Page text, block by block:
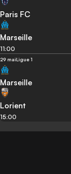
Paris FC
Marseille
11:00
29 maiLigue 1
Marseille
Lorient
15:00